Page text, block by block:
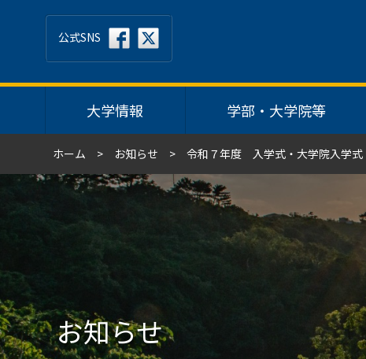
大学情報 学部・大学院等
公式SNS
ホーム お知らせ 令和７年度 入学式・大学院入学
お知らせ